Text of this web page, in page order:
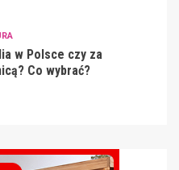
w Polsce czy za
Co wybrać?